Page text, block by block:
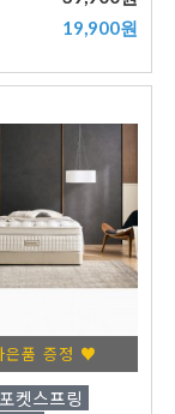
19,900원
품 증정 ♥
켓스프링